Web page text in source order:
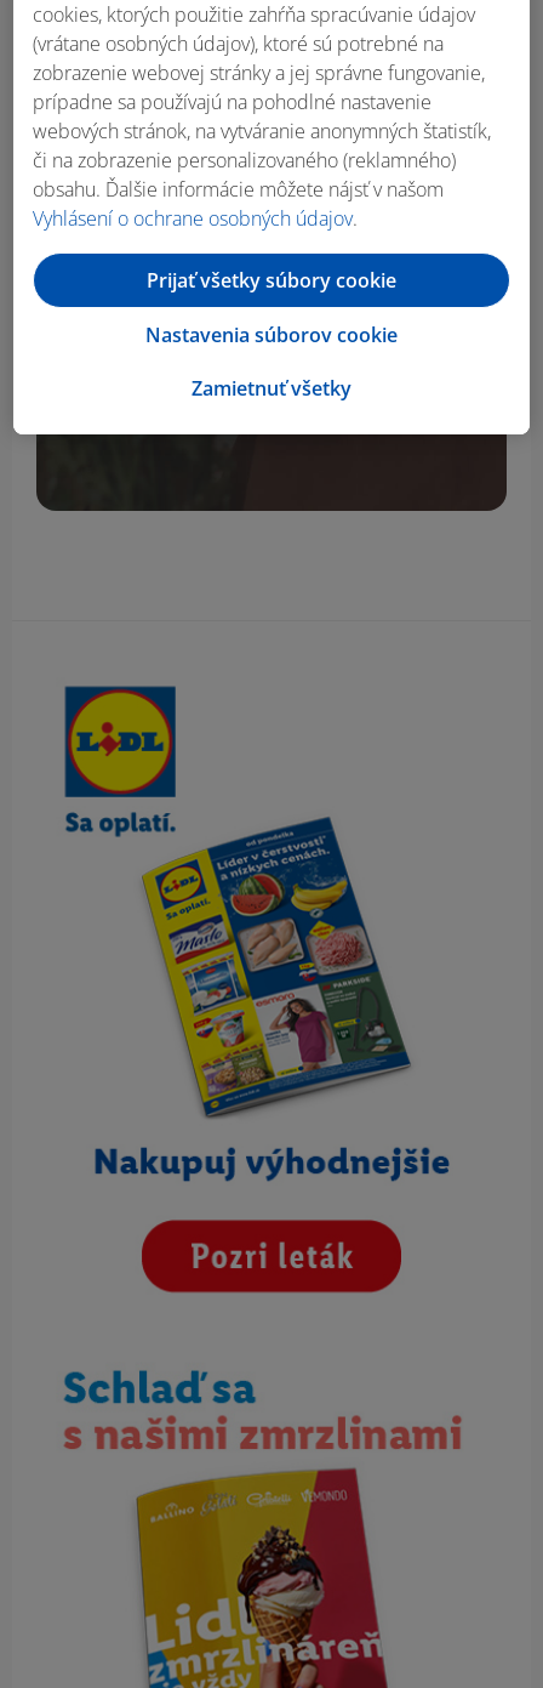
SILVERCREST® Hrniec z
hliníkovej zliatiny, 28 cm
24.99€
cookies, ktorých použitie zahŕňa spracúvanie údajov
(vrátane osobných údajov), ktoré sú potrebné na
zobrazenie webovej stránky a jej správne fungovanie,
prípadne sa používajú na pohodlné nastavenie
webových stránok, na vytváranie anonymných štatistík,
či na zobrazenie personalizovaného (reklamného)
obsahu. Ďalšie informácie môžete nájsť v našom
Vyhlásení o ochrane osobných údajov.
Zamietnuť všetky
Nastavenia súborov cookie
Prijať všetky súbory cookie